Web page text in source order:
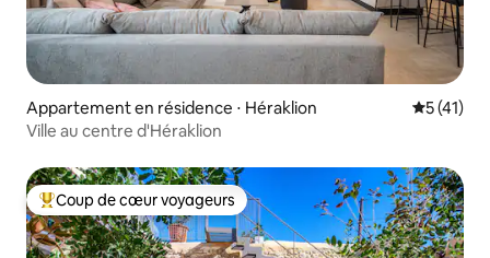
Appartement en résidence ⋅ Héraklion
5 (41)
Ville au centre d'Héraklion
Coups de cœur voyageurs les plus appréciés
Coup de cœur voyageurs